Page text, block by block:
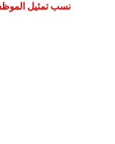
نسب تمثيل